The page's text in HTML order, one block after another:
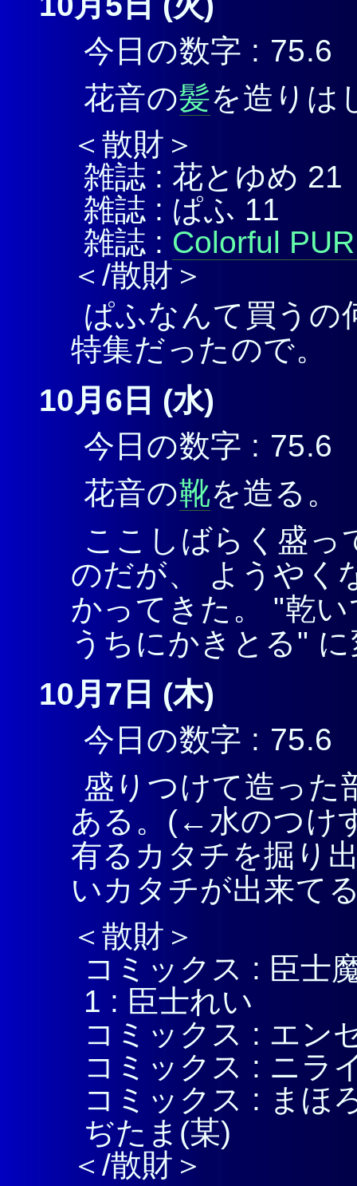
今日の数字 : 75.6
花音の髪を造りは
＜散財＞
雑誌 : 花とゆめ 21
雑誌 : ぱふ 11
雑誌 : Colorful
＜/散財＞
ぱふなんて買う
特集だったので。
10月6日 (水)
今日の数字 : 75.6
花音の靴を造る。
ここしばらく盛っ
のだが、 ようやく
かってきた。 "乾
うちにかきとる"
10月7日 (木)
今日の数字 : 75.6
盛りつけて造った
ある。(←水のつけ
有るカタチを掘り
いカタチが出来て
＜散財＞
コミックス : 臣士
1 : 臣士れい
コミックス : エン
コミックス : ニラ
コミックス : まほ
ぢたま(某)
＜/散財＞